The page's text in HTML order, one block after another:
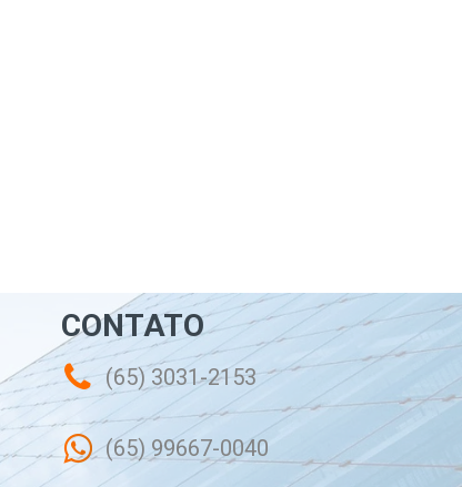
CONTATO
(65) 3031-2153
(65) 99667-0040